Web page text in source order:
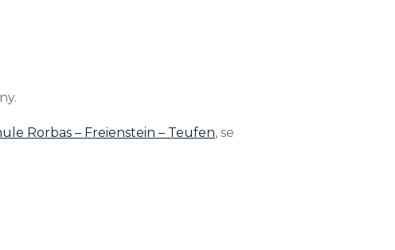
Rorbas – Freienstein – Teufen, se